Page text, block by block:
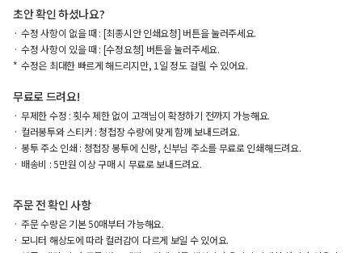
초안 확인 하셨나요?
수정 사항이 없을 때 : [최종시안 인쇄요청] 버튼을 눌러주세요.
수정 사항이 있을 때 : [수정요청] 버튼을 눌러주세요.
수정은 최대한 빠르게 해드리지만, 1일 정도 걸릴 수 있어요.
무료로 드려요!
무제한 수정 : 횟수 제한 없이 고객님이 확정하기 전까지 가능해요.
컬러봉투와 스티커 : 청첩장 수량에 맞게 함께 보내드려요.
봉투 주소 인쇄 : 청첩장 봉투에 신랑, 신부님 주소를 무료로 인쇄해드려요.
배송비 : 5만원 이상 구매 시 무료로 보내드려요.
주문 전 확인 사항
주문 수량은 기본 50매부터 가능해요.
모니터 해상도에 따라 컬러감이 다르게 보일 수 있어요.